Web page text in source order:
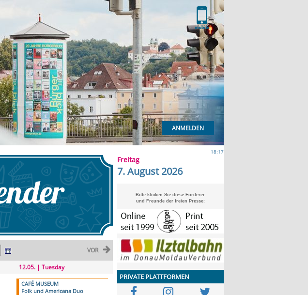
ANMELDEN
VOR
12.05. | Tuesday
CAFÉ MUSEUM
Folk und Americana Duo
18:17
Freitag
7. August 2026
Bitte klicken Sie diese Förderer
und Freunde der freien Presse:
PRIVATE PLATTFORMEN